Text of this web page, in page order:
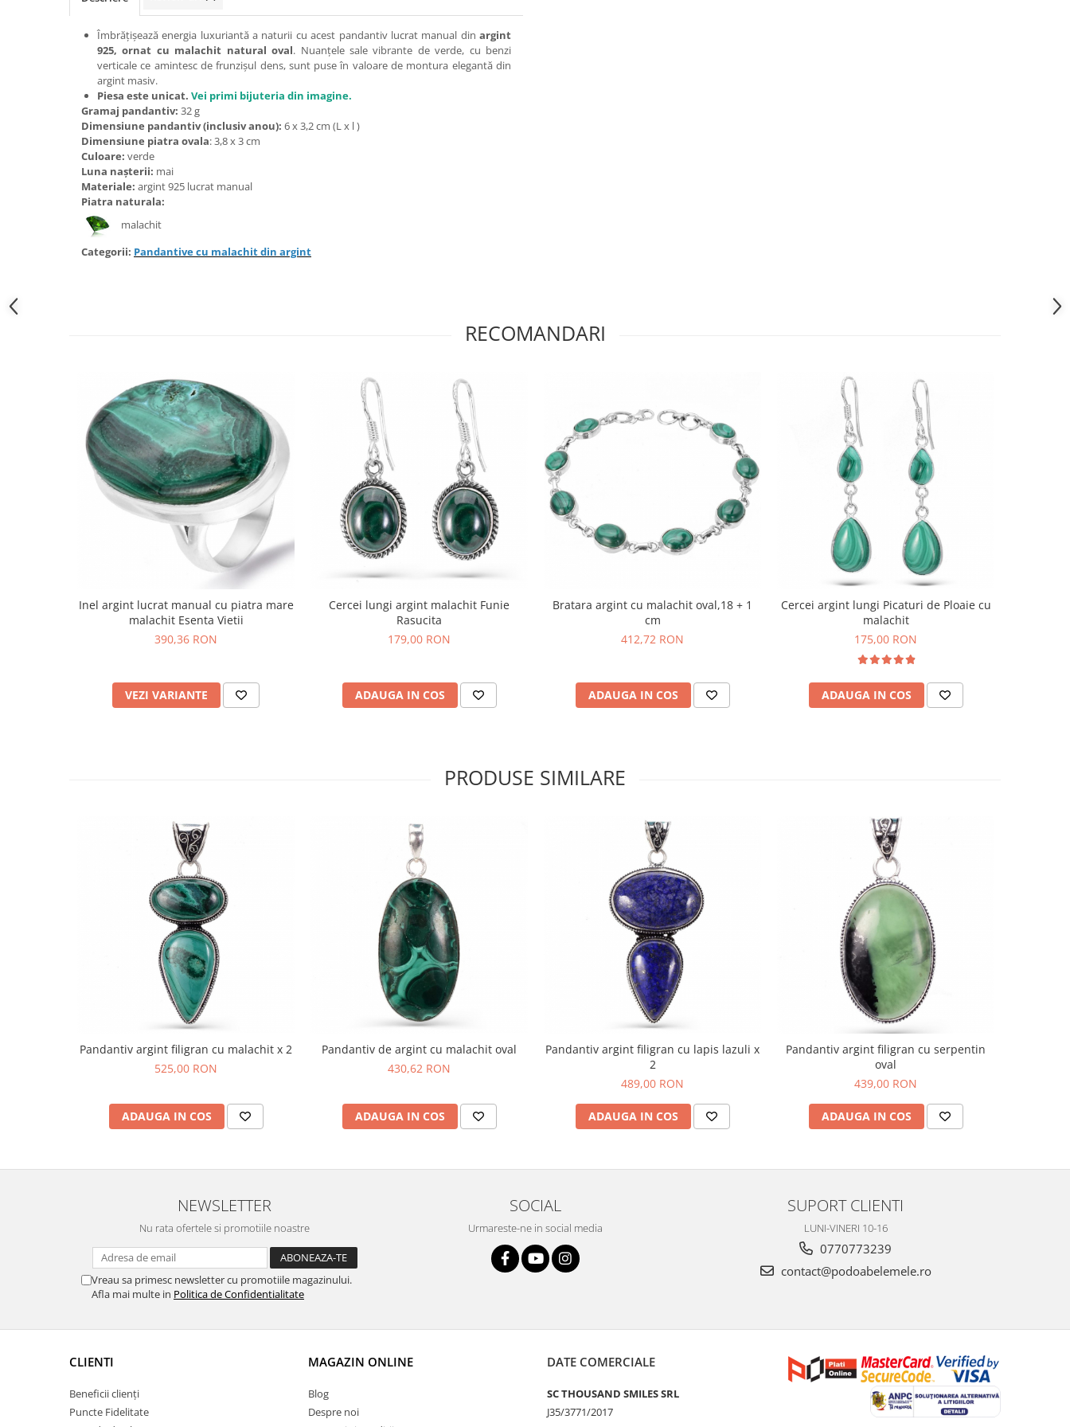
Bijuterii onix
Bijuterii peridot
Bijuterii piatra lunii
Bijuterii piatra soarelui
Bijuterii rodocrozit
Bijuterii rubin
Bijuterii sidef si abalone
Bijuterii smarald
Bijuterii spinel
Bijuterii turmaline
Bijuterii morganit
Îmbrățișează energia luxuriantă a naturii cu acest pandantiv lucrat manual din argint
925, ornat cu malachit natural oval. Nuanțele sale vibrante de verde, cu benzi
verticale ce amintesc de frunzișul dens, sunt puse în valoare de montura elegantă din
argint masiv.
Piesa este unicat. Vei primi bijuteria din imagine.
Gramaj pandantiv: 32 g
Dimensiune pandantiv (inclusiv anou): 6 x 3,2 cm (L x l )
Dimensiune piatra ovala: 3,8 x 3 cm
Culoare: verde
Luna nașterii: mai
Materiale: argint 925 lucrat manual
Piatra naturala:
malachit
Categorii: Pandantive cu malachit din argint
RECOMANDARI
Inel argint lucrat manual cu piatra mare
malachit Esenta Vietii
390,36 RON
VEZI VARIANTE
Cercei lungi argint malachit Funie
Rasucita
179,00 RON
ADAUGA IN COS
Bratara argint cu malachit oval,18 + 1
cm
412,72 RON
ADAUGA IN COS
Cercei argint lungi Picaturi de Ploaie cu
malachit
175,00 RON
ADAUGA IN COS
PRODUSE SIMILARE
Pandantiv argint filigran cu malachit x 2
525,00 RON
ADAUGA IN COS
Pandantiv de argint cu malachit oval
430,62 RON
ADAUGA IN COS
Pandantiv argint filigran cu lapis lazuli x
2
489,00 RON
ADAUGA IN COS
Pandantiv argint filigran cu serpentin
oval
439,00 RON
ADAUGA IN COS
NEWSLETTER
Nu rata ofertele si promotiile noastre
Vreau sa primesc newsletter cu promotiile magazinului.
Afla mai multe in Politica de Confidentialitate
SOCIAL
Urmareste-ne in social media
SUPORT CLIENTI
LUNI-VINERI 10-16
0770773239
contact@podoabelemele.ro
CLIENTI
Beneficii clienți
Puncte Fidelitate
MAGAZIN ONLINE
Blog
Despre noi
DATE COMERCIALE
SC THOUSAND SMILES SRL
J35/3771/2017